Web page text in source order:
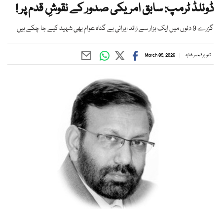
ڈونلڈ ٹرمپ: سابق امریکی صدور کے نقوشِ قدم پر !
گزرے 9 دنوں میں ایک ہزار سے زائد ایرانی بے گناہ عوام بھی شہید کیے جا چکے ہیں
تنویر قیصر شاہد March 09, 2026